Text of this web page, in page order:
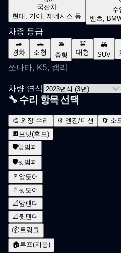
국산차
현대, 기아, 제네시스 등
수
벤츠,
차종 등급
🚙
경차
🚗
소형
🚘
중형
🚖
대형
🏔️
SUV
쏘나타, K5, 캠리
차량 연식
🔧 수리 항목 선택
🎨 외장 수리 ⚙️ 엔진/미션 🔄 소
🔲보닛(후드)
🛡️앞범퍼
🛡️뒷범퍼
🚪 앞도어
🚪 뒷도어
📐 앞펜더
📐 뒷펜더
📦트렁크
🏠 루프(지붕)